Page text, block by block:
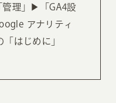
管理」▶︎「GA4設
アナリティ
はじめに」